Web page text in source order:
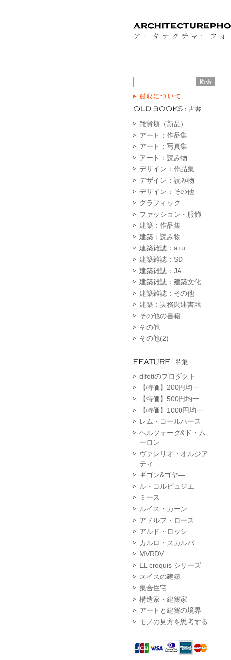
雑貨類（新品）
アート：作品集
アート：写真集
アート：読み物
デザイン：作品集
デザイン：読み物
デザイン：その他
グラフィック
ファッション・服飾
建築：作品集
建築：読み物
建築雑誌：a+u
建築雑誌：SD
建築雑誌：JA
建築雑誌：建築文化
建築雑誌：その他
建築：実務関連書籍
その他の書籍
その他
その他(2)
difottのプロダクト
【特価】200円均一
【特価】500円均一
【特価】1000円均一
レム・コールハース
ヘルツォーク&ド・ム
ーロン
ヴァレリオ・オルジア
ティ
ギゴン&ゴヤ―
ル・コルビュジエ
ミース
ルイス・カーン
アドルフ・ロース
アルド・ロッシ
カルロ・スカルパ
MVRDV
EL croquis シリーズ
スイスの建築
集合住宅
構造家・建築家
アートと建築の境界
モノの見方を思考する